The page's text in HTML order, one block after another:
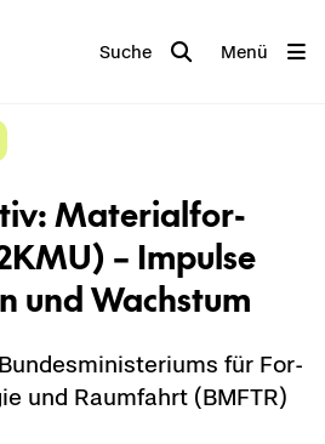
Suche Menü
Ma­te­ri­al­for­
– Im­pul­se
und Wachs­tum
für For­
und Raum­fahrt (BMFTR)